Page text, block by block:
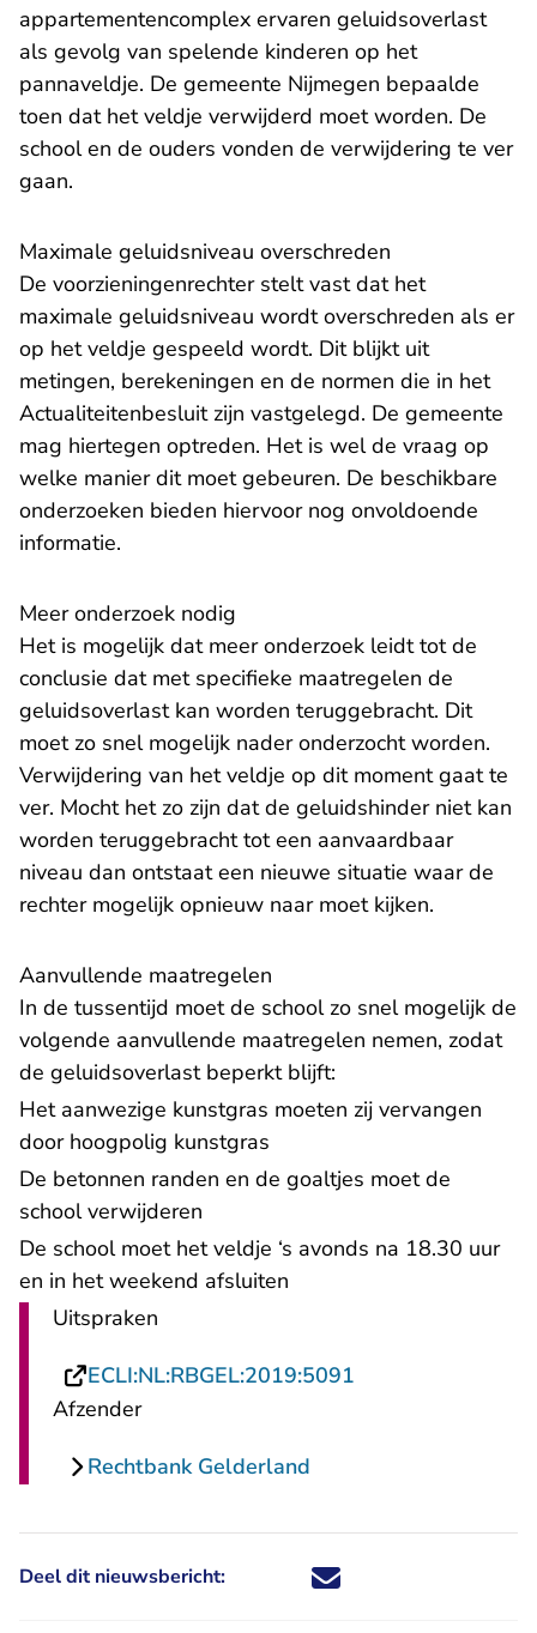
appartementencomplex ervaren geluidsoverlast
als gevolg van spelende kinderen op het
pannaveldje. De gemeente Nijmegen bepaalde
toen dat het veldje verwijderd moet worden. De
school en de ouders vonden de verwijdering te ver
gaan.
Maximale geluidsniveau overschreden
De voorzieningenrechter stelt vast dat het
maximale geluidsniveau wordt overschreden als er
op het veldje gespeeld wordt. Dit blijkt uit
metingen, berekeningen en de normen die in het
Actualiteitenbesluit zijn vastgelegd. De gemeente
mag hiertegen optreden. Het is wel de vraag op
welke manier dit moet gebeuren. De beschikbare
onderzoeken bieden hiervoor nog onvoldoende
informatie.
Meer onderzoek nodig
Het is mogelijk dat meer onderzoek leidt tot de
conclusie dat met specifieke maatregelen de
geluidsoverlast kan worden teruggebracht. Dit
moet zo snel mogelijk nader onderzocht worden.
Verwijdering van het veldje op dit moment gaat te
ver. Mocht het zo zijn dat de geluidshinder niet kan
worden teruggebracht tot een aanvaardbaar
niveau dan ontstaat een nieuwe situatie waar de
rechter mogelijk opnieuw naar moet kijken.
Aanvullende maatregelen
In de tussentijd moet de school zo snel mogelijk de
volgende aanvullende maatregelen nemen, zodat
de geluidsoverlast beperkt blijft:
Het aanwezige kunstgras moeten zij vervangen
door hoogpolig kunstgras
De betonnen randen en de goaltjes moet de
school verwijderen
De school moet het veldje ‘s avonds na 18.30 uur
en in het weekend afsluiten
Uitspraken
ECLI:NL:RBGEL:2019:5091
Afzender
Rechtbank Gelderland
Deel dit nieuwsbericht: Deel dit nieuwsbericht via X -
Deel dit nieuwsbericht via
Deel dit nieuwsbericht
Deel dit